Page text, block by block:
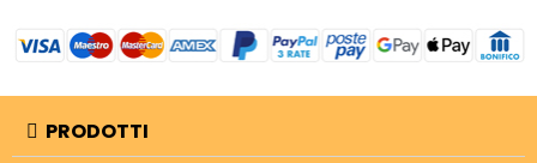
PRODOTTI